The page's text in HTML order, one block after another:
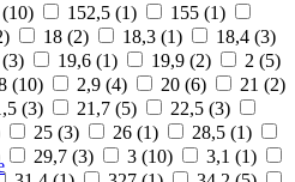
10) 152,5 (1) 155 (1)
) 18 (2) 18,3 (1) 18,4 (3)
3) 19,6 (1) 19,9 (2) 2 (5)
(10) 2,9 (4) 20 (6) 21 (2)
(3) 21,7 (5) 22,5 (3)
25 (3) 26 (1) 28,5 (1)
29,7 (3) 3 (10) 3,1 (1)